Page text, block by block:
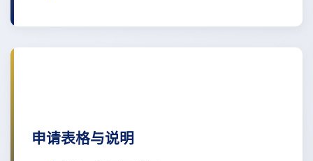
申请表格与说明